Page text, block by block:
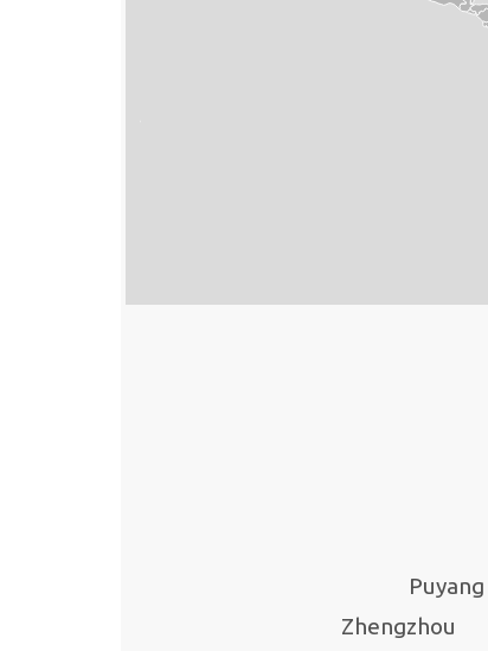
Zhengzhou
Puyang